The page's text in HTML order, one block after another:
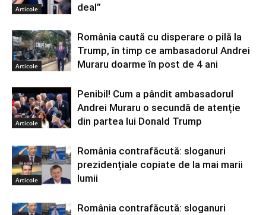
Articole
deal”
Articole
România caută cu disperare o pilă la
Trump, în timp ce ambasadorul Andrei
Muraru doarme în post de 4 ani
Articole
Penibil! Cum a pândit ambasadorul
Andrei Muraru o secundă de atenție
din partea lui Donald Trump
Articole
România contrafăcută: sloganuri
prezidențiale copiate de la mai marii
lumii
România contrafăcută: sloganuri